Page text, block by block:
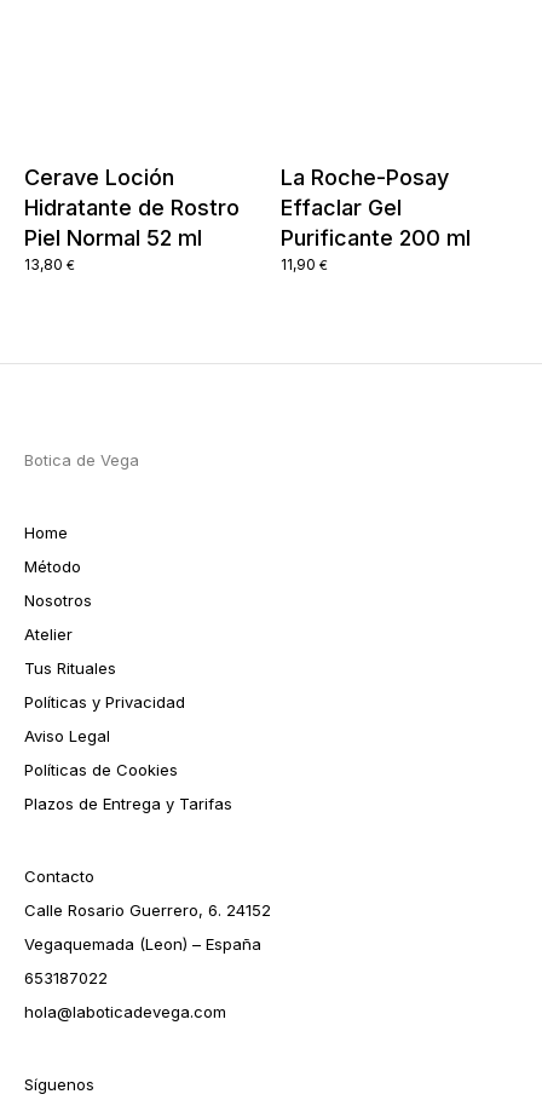
Cerave Loción
Hidratante de Rostro
Piel Normal 52 ml
13,80 €
La Roche-Posay
Effaclar Gel
Purificante 200 ml
11,90 €
Botica de Vega
Home
Método
Nosotros
Atelier
Tus Rituales
Políticas y Privacidad
Aviso Legal
Políticas de Cookies
Plazos de Entrega y Tarifas
Contacto
Calle Rosario Guerrero, 6. 24152
Vegaquemada (Leon) – España
653187022
hola@laboticadevega.com
Síguenos